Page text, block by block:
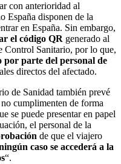
con anterioridad al
España disponen de la
en España. Sin embargo,
el código QR generado al
Control Sanitario, por lo que,
por parte del personal de
directos del afectado.
de Sanidad también prevé
cumplimenten de forma
se puede presentar en papel
el personal de la
de que el viajero
caso se accederá a la
“.